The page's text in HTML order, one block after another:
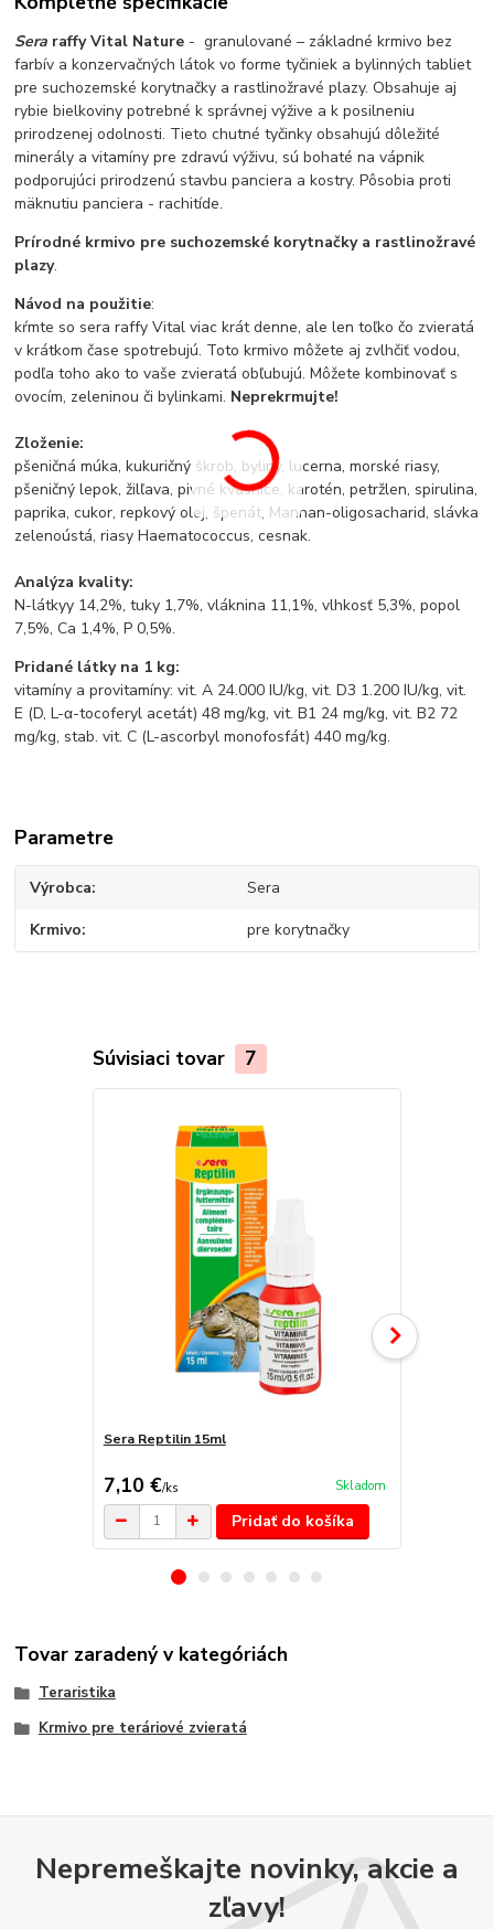
Sera raffy Vital Nature - granulované – základné krmivo bez
farbív a konzervačných látok vo forme tyčiniek a bylinných tabliet
pre suchozemské korytnačky a rastlinožravé plazy. Obsahuje aj
rybie bielkoviny potrebné k správnej výžive a k posilneniu
prirodzenej odolnosti. Tieto chutné tyčinky obsahujú dôležité
minerály a vitamíny pre zdravú výživu, sú bohaté na vápnik
podporujúci prirodzenú stavbu panciera a kostry. Pôsobia proti
mäknutiu panciera - rachitíde.
Prírodné krmivo pre suchozemské korytnačky a rastlinožravé
plazy.
Návod na použitie:
kŕmte so sera raffy Vital viac krát denne, ale len toľko čo zvieratá
v krátkom čase spotrebujú. Toto krmivo môžete aj zvlhčiť vodou,
podľa toho ako to vaše zvieratá obľubujú. Môžete kombinovať s
ovocím, zeleninou či bylinkami. Neprekrmujte!
Zloženie:
pšeničná múka, kukuričný škrob, byliny, lucerna, morské riasy,
pšeničný lepok, žilľava, pivné kvasnice, karotén, petržlen, spirulina,
paprika, cukor, repkový olej, špenát, Mannan-oligosacharid, slávka
zelenoústá, riasy Haematococcus, cesnak.
Analýza kvality:
N-látkyy 14,2%, tuky 1,7%, vláknina 11,1%, vlhkosť 5,3%, popol
7,5%, Ca 1,4%, P 0,5%.
Pridané látky na 1 kg:
vitamíny a provitamíny: vit. A 24.000 IU/kg, vit. D3 1.200 IU/kg, vit.
E (D, L-α-tocoferyl acetát) 48 mg/kg, vit. B1 24 mg/kg, vit. B2 72
mg/kg, stab. vit. C (L-ascorbyl monofosfát) 440 mg/kg.
Parametre
Výrobca Sera
Krmivo pre korytnačky
Súvisiaci tovar 7
Sera Reptilin 15ml
7,10 €/ks Skladom
Pridať do košíka
Tovar zaradený v kategóriách
Teraristika
Krmivo pre teráriové zvieratá
Nepremeškajte novinky, akcie a
zľavy!